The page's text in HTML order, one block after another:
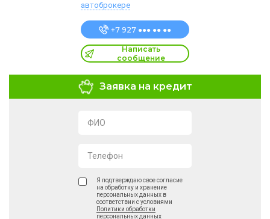
автоброкере
+7 927 ●●● ●● ●●
Написать
сообщение
Заявка на кредит
ФИО
Телефон
Я подтверждаю свое согласие
на обработку и хранение
персональных данных в
соответствии с условиями
Политики обработки
персональных данных